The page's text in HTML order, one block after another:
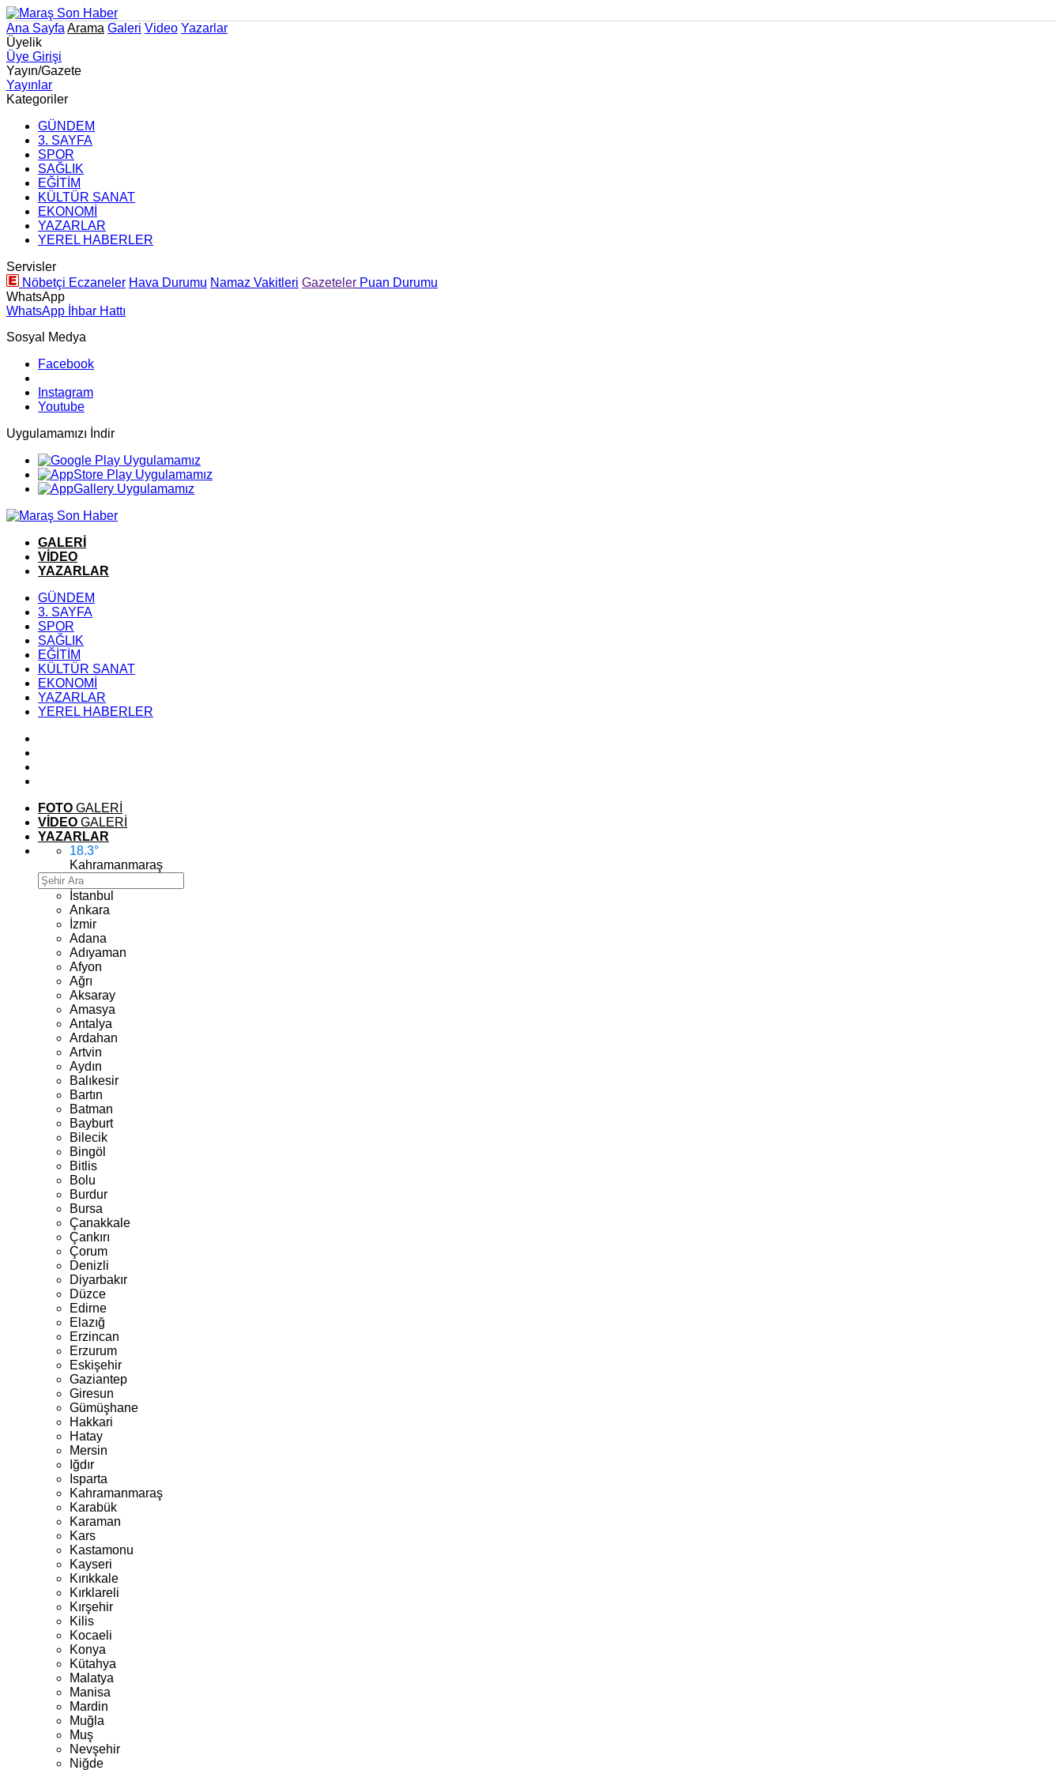
Ana Sayfa Arama Galeri Video Yazarlar
Üyelik
Üye Girişi
Yayın/Gazete
Yayınlar
Kategoriler
GÜNDEM
3. SAYFA
SPOR
SAĞLIK
EĞİTİM
KÜLTÜR SANAT
EKONOMİ
YAZARLAR
YEREL HABERLER
Servisler
Nöbetçi Eczaneler Hava Durumu Namaz Vakitleri Gazeteler Puan Durumu
WhatsApp
WhatsApp İhbar Hattı
Sosyal Medya
Facebook
Instagram
Youtube
Uygulamamızı İndir
GALERİ
VİDEO
YAZARLAR
GÜNDEM
3. SAYFA
SPOR
SAĞLIK
EĞİTİM
KÜLTÜR SANAT
EKONOMİ
YAZARLAR
YEREL HABERLER
FOTO GALERİ
VİDEO GALERİ
YAZARLAR
18.3°
Kahramanmaraş
İstanbul
Ankara
İzmir
Adana
Adıyaman
Afyon
Ağrı
Aksaray
Amasya
Antalya
Ardahan
Artvin
Aydın
Balıkesir
Bartın
Batman
Bayburt
Bilecik
Bingöl
Bitlis
Bolu
Burdur
Bursa
Çanakkale
Çankırı
Çorum
Denizli
Diyarbakır
Düzce
Edirne
Elazığ
Erzincan
Erzurum
Eskişehir
Gaziantep
Giresun
Gümüşhane
Hakkari
Hatay
Mersin
Iğdır
Isparta
Kahramanmaraş
Karabük
Karaman
Kars
Kastamonu
Kayseri
Kırıkkale
Kırklareli
Kırşehir
Kilis
Kocaeli
Konya
Kütahya
Malatya
Manisa
Mardin
Muğla
Muş
Nevşehir
Niğde